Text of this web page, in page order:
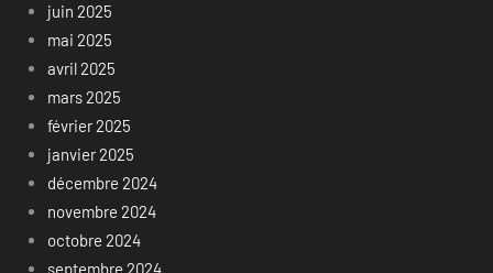
juin 2025
mai 2025
avril 2025
mars 2025
février 2025
janvier 2025
décembre 2024
novembre 2024
octobre 2024
septembre 2024